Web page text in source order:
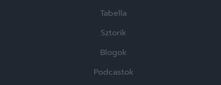
Tabella
Sztorik
Blogok
Podcastok